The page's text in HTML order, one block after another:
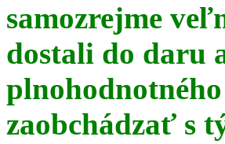
samozrejme
dostali do daru
zaobchádzať s